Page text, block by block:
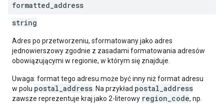
formatted address
string
Adres po przetworzeniu, sformatowany jako adres
jednowierszowy zgodnie z zasadami formatowania adresów
obowiązującymi w regionie, w którym się znajduje.
Uwaga: format tego adresu może być inny niż format adresu
w polu postal_address . Na przykład postal_address
zawsze reprezentuje kraj jako 2-literowy region_code, np.